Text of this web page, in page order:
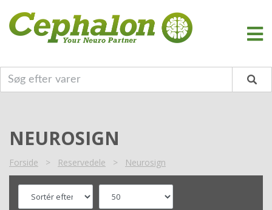
NEUROSIGN
Forside > Reservedele > Neurosign